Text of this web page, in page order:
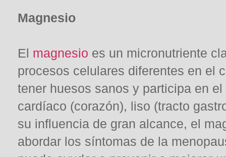
Magnesio
El magnesio es un micronutriente
procesos celulares diferentes en el
tener huesos sanos y participa en
cardíaco (corazón), liso (tracto
su influencia de gran alcance, el
abordar los síntomas de la